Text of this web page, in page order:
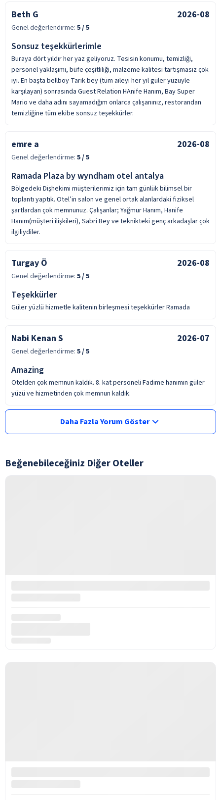
Beth G 2026-08
Genel değerlendirme: 5/ 5
Sonsuz teşekkürlerimle
Buraya dört yıldır her yaz geliyoruz. Tesisin konumu, temizliği,
personel yaklaşımı, büfe çeşitliliği, malzeme kalitesi tartışmasız çok
iyi. En başta bellboy Tarık bey (tüm aileyi her yıl güler yüzüyle
karşılayan) sonrasında Guest Relation HAnife Hanım, Bay Super
Mario ve daha adını sayamadığım onlarca çalışanınız, restorandan
temizliğine tüm ekibe sonsuz teşekkürler.
emre a 2026-08
Genel değerlendirme: 5/ 5
Ramada Plaza by wyndham otel antalya
Bölgedeki Dişhekimi müşterilerimiz için tam günlük bilimsel bir
toplantı yaptık. Otel’in salon ve genel ortak alanlardaki fiziksel
şartlardan çok memnunuz. Çalışanlar; Yağmur Hanım, Hanife
Hanım(müşteri ilişkileri), Sabri Bey ve teknikteki genç arkadaşlar çok
ilgiliydiler.
Turgay Ö 2026-08
Genel değerlendirme: 5/ 5
Teşekkürler
Güler yüzlü hizmetle kalitenin birleşmesi teşekkürler Ramada
Nabi Kenan S 2026-07
Genel değerlendirme: 5/ 5
Amazing
Otelden çok memnun kaldık. 8. kat personeli Fadime hanımın güler
yüzü ve hizmetinden çok memnun kaldık.
Daha Fazla Yorum Göster
Beğenebileceğiniz Diğer Oteller